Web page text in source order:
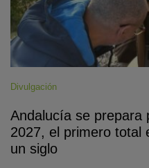
Divulgación
Andalucía se prepara
2027, el primero total
un siglo